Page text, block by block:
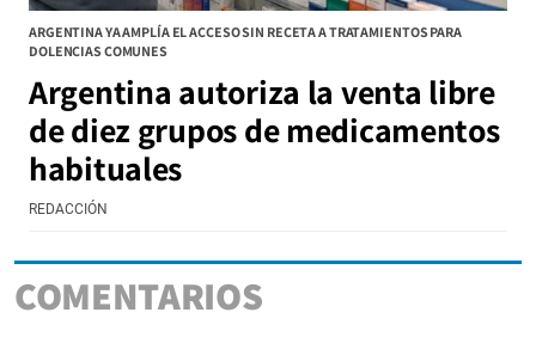
ARGENTINA YA AMPLÍA EL ACCESO SIN RECETA A TRATAMIENTOS PARA
DOLENCIAS COMUNES
Argentina autoriza la venta libre
de diez grupos de medicamentos
habituales
REDACCIÓN
COMENTARIOS